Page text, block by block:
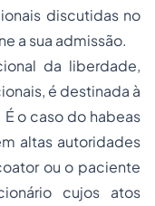
discutidas no
a sua admissão.
da liberdade,
é destinada à
o caso do habeas
altas autoridades
ou o paciente
cujos atos